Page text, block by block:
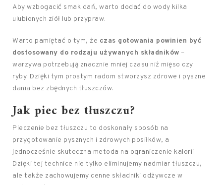
Aby wzbogacić smak dań, warto dodać do wody kilka
ulubionych ziół lub przypraw.
Warto pamiętać o tym, że czas gotowania powinien być
dostosowany do rodzaju używanych składników –
warzywa potrzebują znacznie mniej czasu niż mięso czy
ryby. Dzięki tym prostym radom stworzysz zdrowe i pyszne
dania bez zbędnych tłuszczów.
Jak piec bez tłuszczu?
Pieczenie bez tłuszczu to doskonały sposób na
przygotowanie pysznych i zdrowych posiłków, a
jednocześnie skuteczna metoda na ograniczenie kalorii.
Dzięki tej technice nie tylko eliminujemy nadmiar tłuszczu,
ale także zachowujemy cenne składniki odżywcze w